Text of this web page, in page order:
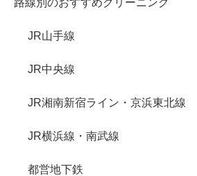
JR山手線
JR中央線
JR湘南新宿ライン・京浜東北線
JR横浜線・南武線
都営地下鉄